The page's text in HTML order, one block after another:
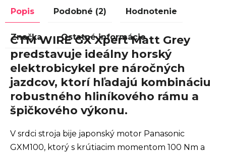
Popis Podobné (2) Hodnotenie
Značka Ostatné informácie
CTM WIRE GX Xpert Matt Grey
predstavuje ideálny horský
elektrobicykel pre náročných
jazdcov, ktorí hľadajú kombináciu
robustného hliníkového rámu a
špičkového výkonu.
V srdci stroja bije japonský motor Panasonic
GXM100, ktorý s krútiacim momentom 100 Nm a